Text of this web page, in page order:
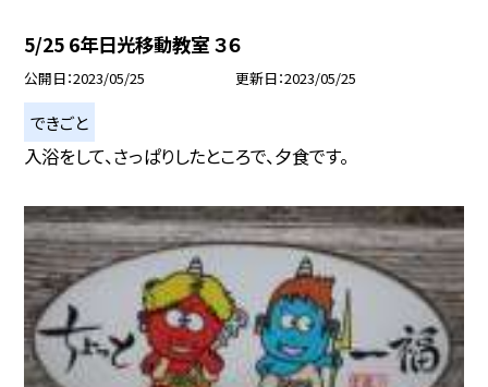
5/25 6年日光移動教室 ３６
公開日 2023/05/25 更新日 2023/05/25
できごと
入浴をして、さっぱりしたところで、夕食です。